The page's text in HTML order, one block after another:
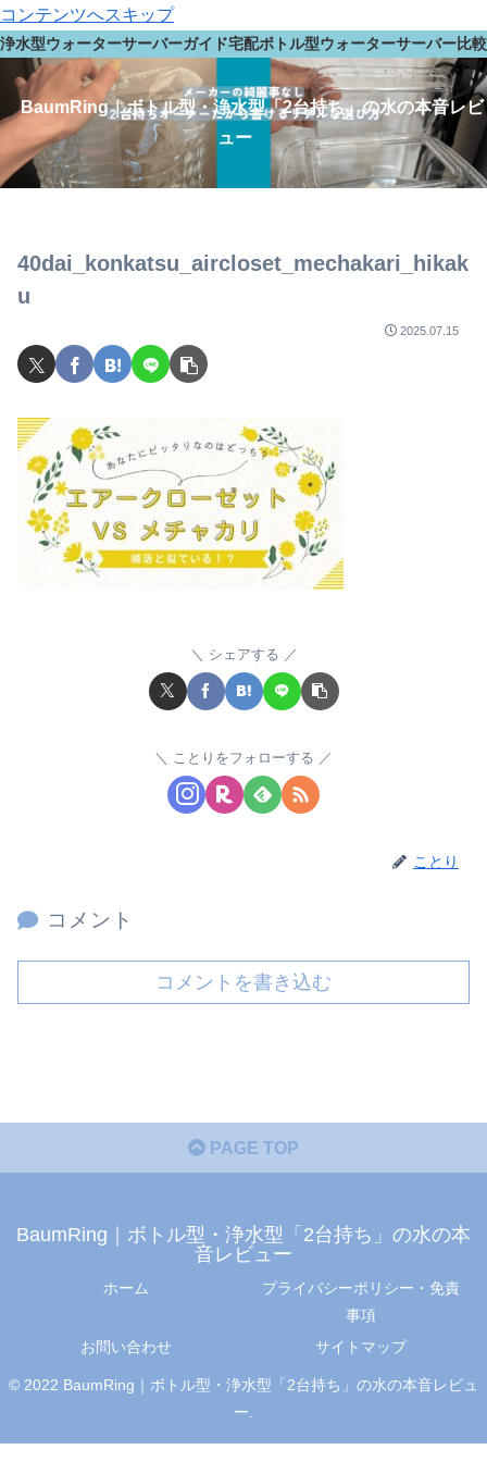
コンテンツへスキップ
BaumRing｜ボトル型・浄水型「2台持ち」の水の本音レビ
ュー
浄水型ウォーターサーバーガイド宅配ボトル型ウォーターサーバー比
40dai_konkatsu_aircloset_mechakari_hikak
u
2025.07.15
シェアする
ことりをフォローする
ことり
コメント
コメントを書き込む
PAGE TOP
BaumRing｜ボトル型・浄水型「2台持ち」の水の本
音レビュー
ホーム
プライバシーポリシー・免責
事項
お問い合わせ
サイトマップ
© 2022 BaumRing｜ボトル型・浄水型「2台持ち」の水の本音レビュ
ー.